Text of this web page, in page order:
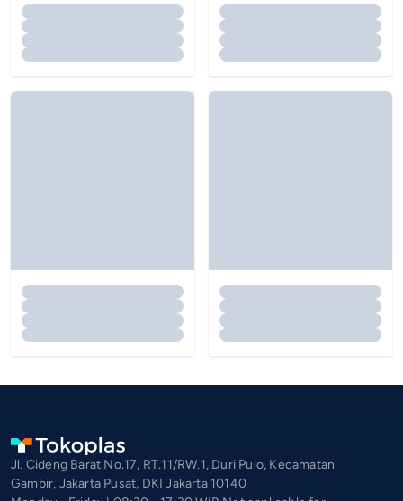
Jl. Cideng Barat No.17, RT.11/RW.1, Duri Pulo, Kecamatan
Gambir, Jakarta Pusat, DKI Jakarta 10140